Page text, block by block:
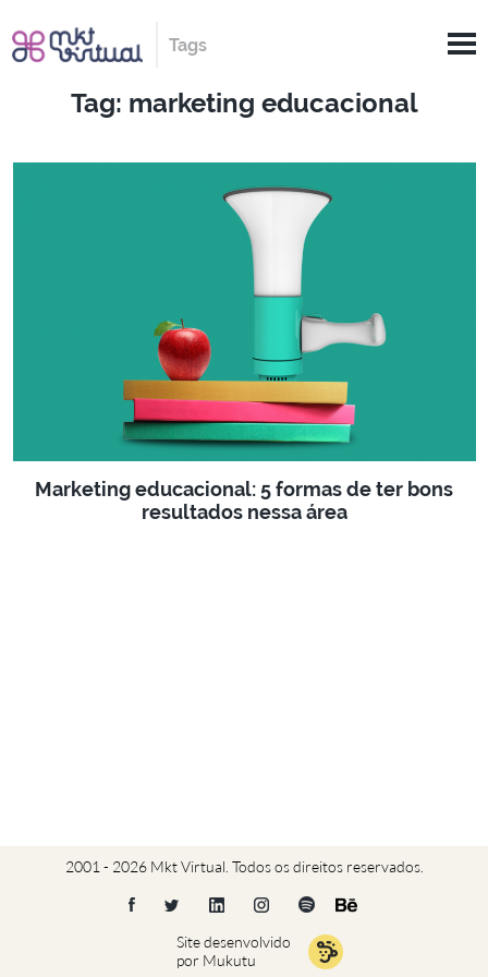
Tags
Tag: marketing educacional
Marketing educacional: 5 formas de ter bons
resultados nessa área
2001 - 2026 Mkt Virtual. Todos os direitos reservados.
Site desenvolvido
por Mukutu